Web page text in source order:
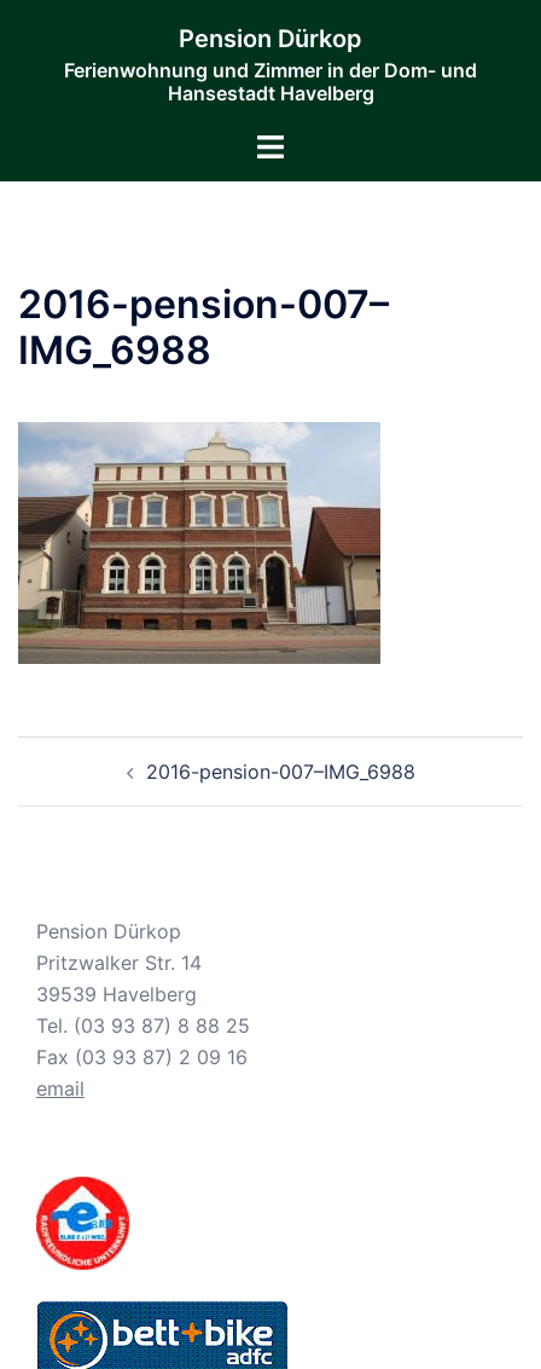
springen
Pension Dürkop
Ferienwohnung und Zimmer in der Dom- und
Hansestadt Havelberg
Menü
2016-pension-007–
IMG_6988
2016-pension-007–IMG_6988
Pension Dürkop
Pritzwalker Str. 14
39539 Havelberg
Tel. (03 93 87) 8 88 25
Fax (03 93 87) 2 09 16
email